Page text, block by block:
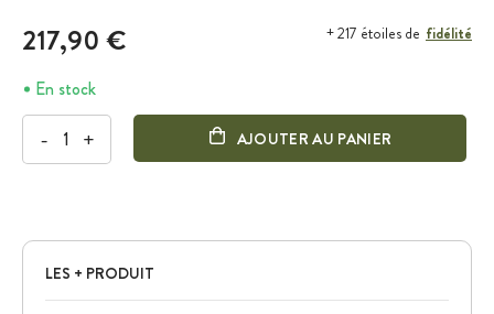
217,90 € + 217 étoiles de fidélité
En stock
- + AJOUTER AU PANIER
LES + PRODUIT